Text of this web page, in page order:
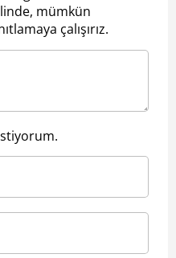
mümkün
çalışırız.